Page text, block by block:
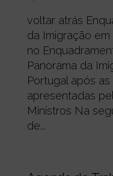
voltar atrás
da Imigração
no
Panorama da
Portugal após as
apresentadas
Ministros Na
de...